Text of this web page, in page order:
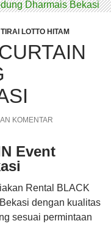
LOTTO HITAM
KOMENTAR
Event
Rental BLACK
dengan kualitas
sesuai permintaan